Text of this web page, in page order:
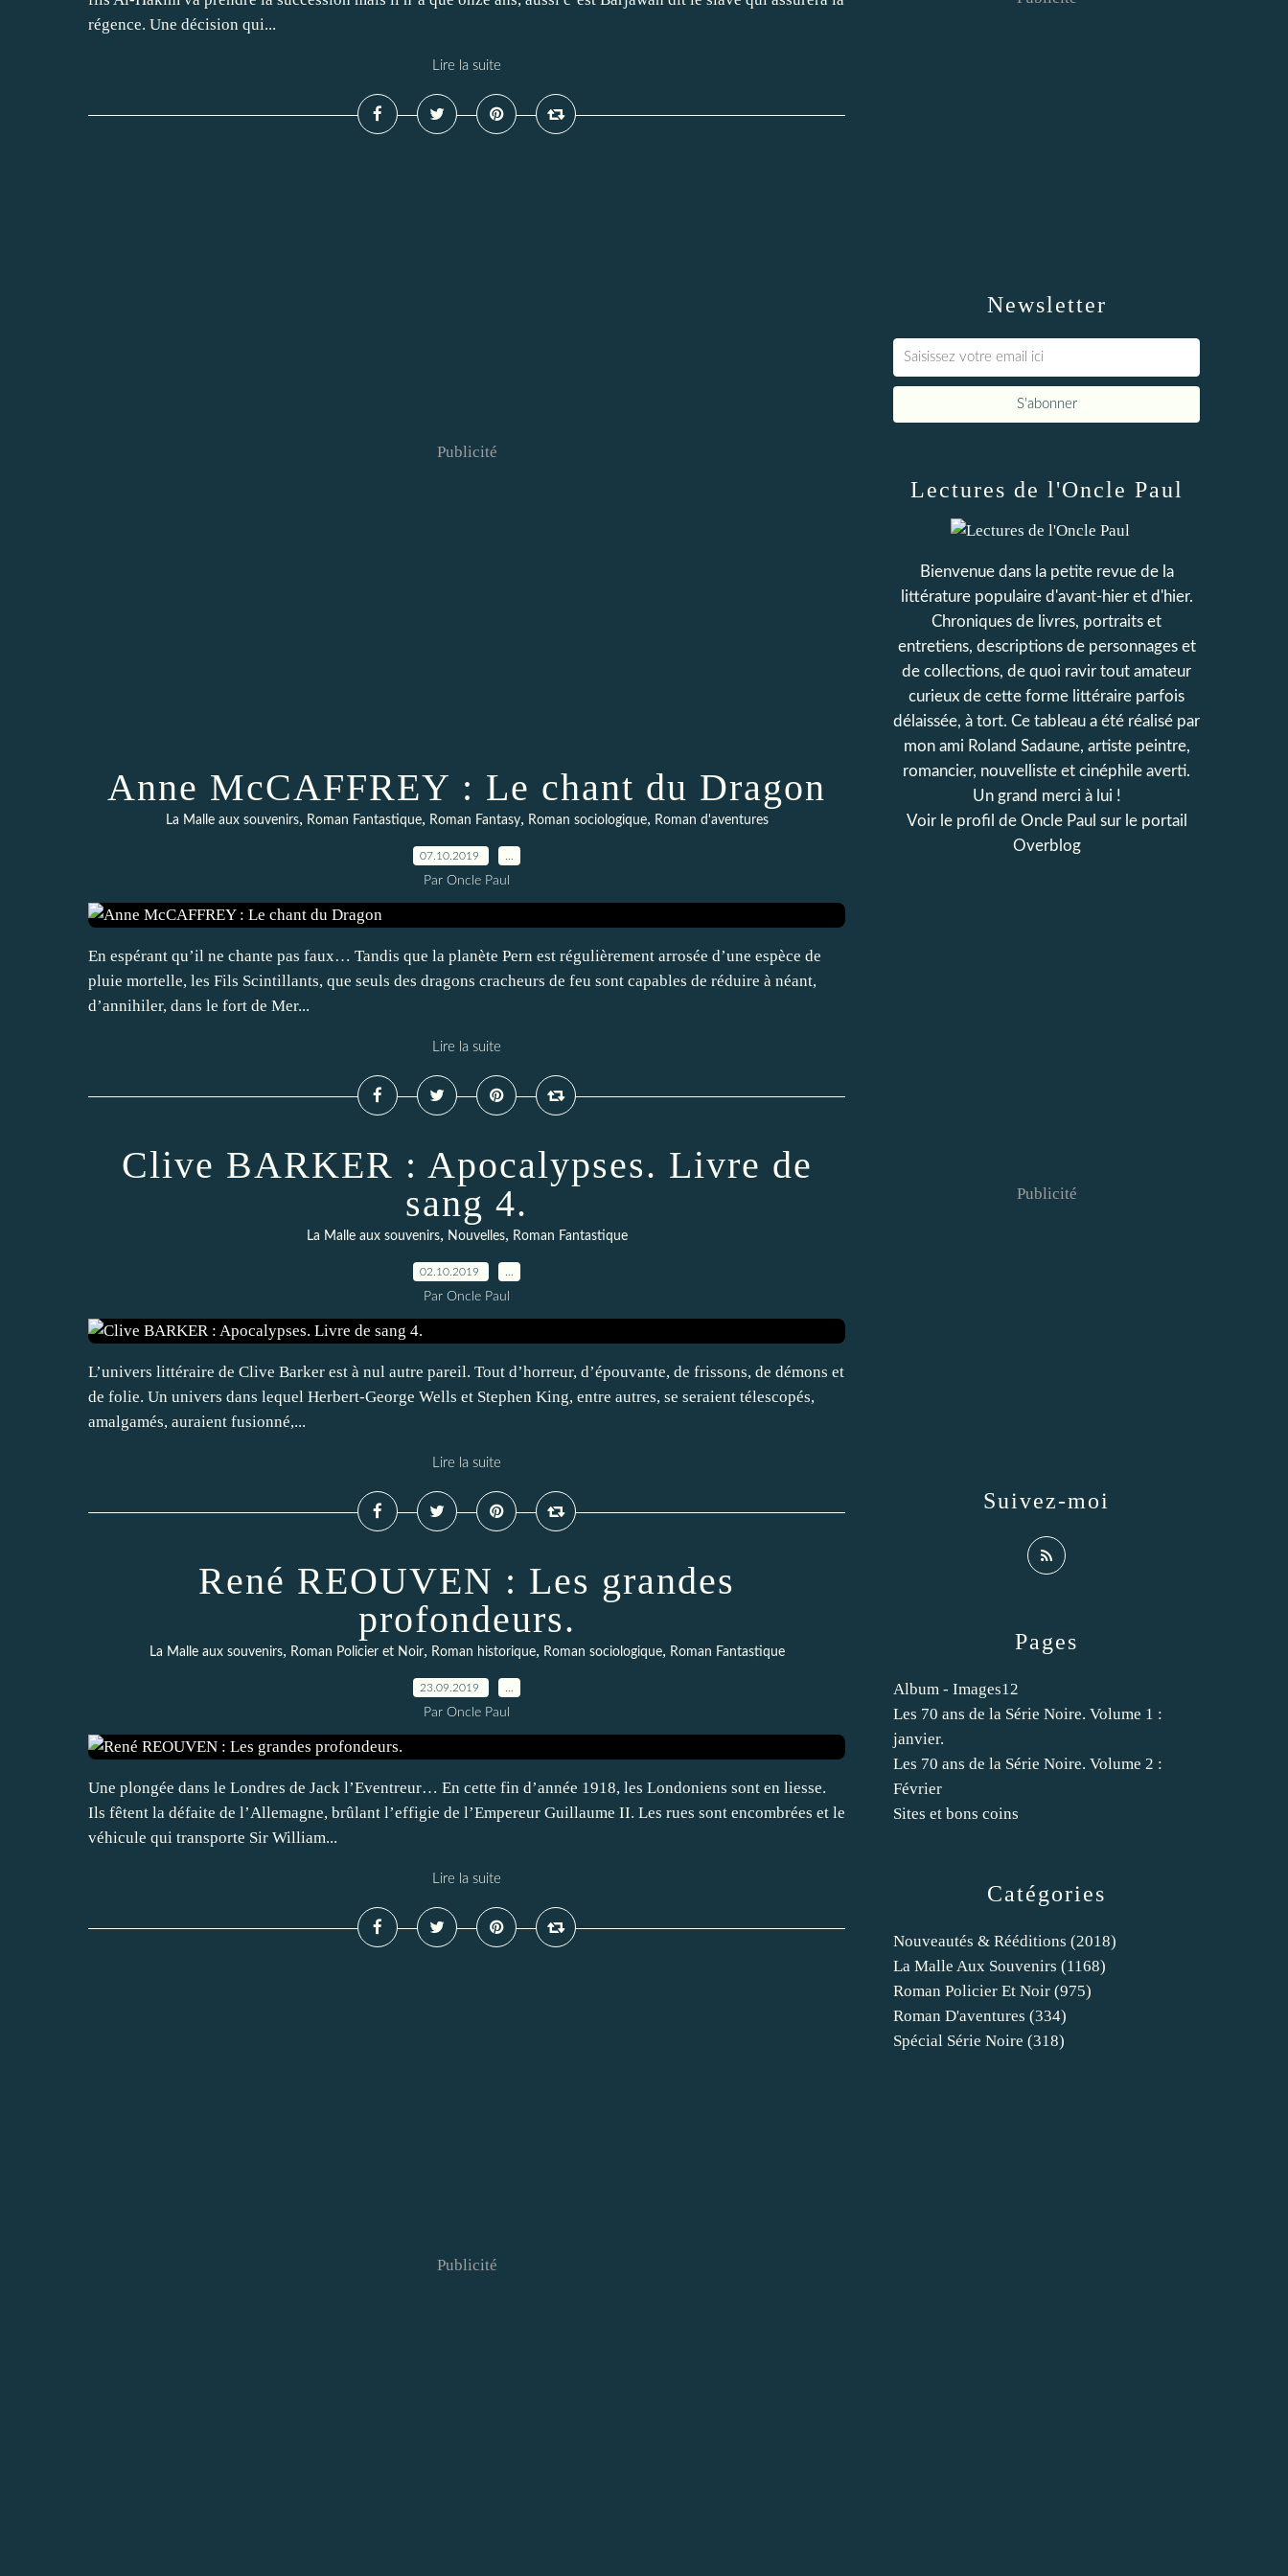
régence. Une décision qui...
Lire la suite
Publicité
Anne McCAFFREY : Le chant du Dragon
La Malle aux souvenirs, Roman Fantastique, Roman Fantasy, Roman sociologique, Roman d'aventures
07.10.2019
Par Oncle Paul
En espérant qu’il ne chante pas faux… Tandis que la planète Pern est régulièrement arrosée d’une espèce de
pluie mortelle, les Fils Scintillants, que seuls des dragons cracheurs de feu sont capables de réduire à néant,
d’annihiler, dans le fort de Mer...
Lire la suite
Clive BARKER : Apocalypses. Livre de
sang 4.
La Malle aux souvenirs, Nouvelles, Roman Fantastique
02.10.2019
Par Oncle Paul
L’univers littéraire de Clive Barker est à nul autre pareil. Tout d’horreur, d’épouvante, de frissons, de démons et
de folie. Un univers dans lequel Herbert-George Wells et Stephen King, entre autres, se seraient télescopés,
amalgamés, auraient fusionné,...
Lire la suite
René REOUVEN : Les grandes
profondeurs.
La Malle aux souvenirs, Roman Policier et Noir, Roman historique, Roman sociologique, Roman Fantastique
23.09.2019
Par Oncle Paul
Une plongée dans le Londres de Jack l’Eventreur… En cette fin d’année 1918, les Londoniens sont en liesse.
Ils fêtent la défaite de l’Allemagne, brûlant l’effigie de l’Empereur Guillaume II. Les rues sont encombrées et le
véhicule qui transporte Sir William...
Lire la suite
Publicité
Newsletter
Catégories
Nouveautés & Rééditions (2018)
La Malle Aux Souvenirs (1168)
Roman Policier Et Noir (975)
Roman D'aventures (334)
Spécial Série Noire (318)
Pages
Album - Images12
Les 70 ans de la Série Noire. Volume 1 :
janvier.
Les 70 ans de la Série Noire. Volume 2 :
Février
Sites et bons coins
Lectures de l'Oncle Paul
Bienvenue dans la petite revue de la
littérature populaire d'avant-hier et d'hier.
Chroniques de livres, portraits et
entretiens, descriptions de personnages et
de collections, de quoi ravir tout amateur
curieux de cette forme littéraire parfois
délaissée, à tort. Ce tableau a été réalisé par
mon ami Roland Sadaune, artiste peintre,
romancier, nouvelliste et cinéphile averti.
Un grand merci à lui !
Voir le profil de Oncle Paul sur le portail
Overblog
Suivez-moi
Publicité